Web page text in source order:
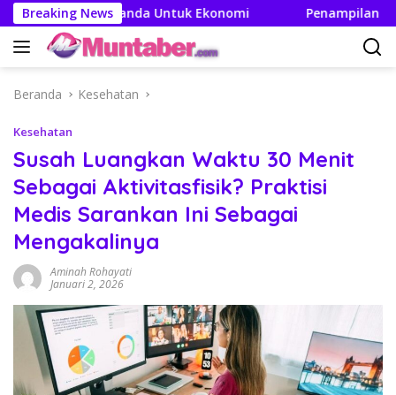
Langsung
ke
konten
Breaking News
Efek Berganda Untuk Ekonomi Penampilan dan
Beranda Kesehatan
Kesehatan
Susah Luangkan Waktu 30 Menit
Sebagai Aktivitasfisik? Praktisi
Medis Sarankan Ini Sebagai
Mengakalinya
Aminah Rohayati
Januari 2, 2026